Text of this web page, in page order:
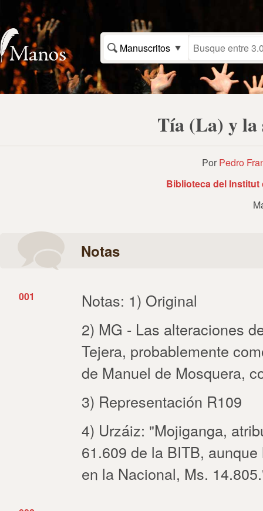
Manuscritos
Tía (La) y
Por Pedro
Biblioteca del Institut
Notas
001
Notas: 1) Original
2) MG - Las alteraciones
Tejera, probablemente
de Manuel de Mosquera,
3) Representación R109
4) Urzáiz: "Mojiganga,
61.609 de la BITB,
en la Nacional, Ms.